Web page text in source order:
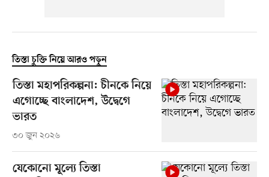
তিস্তা চুক্তি নিয়ে আরও পড়ুন
তিস্তা মহাপরিকল্পনা: চীনকে নিয়ে
এগোচ্ছে বাংলাদেশ, উদ্বেগে
ভারত
৩০ জুন ২০২৬
যেকোনো মূল্যে তিস্তা